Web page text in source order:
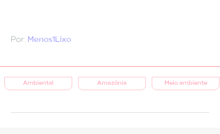
Menos1Lixo
Por:
Ambiental Amazônia Meio ambiente